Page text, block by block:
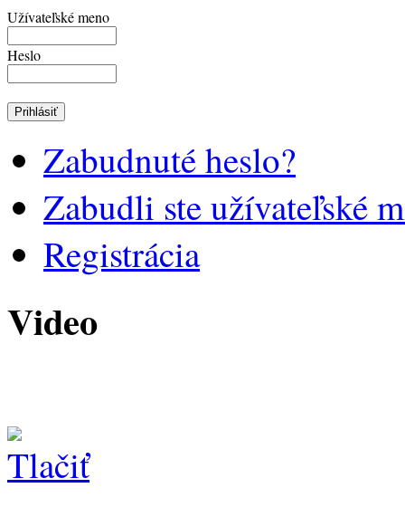
Užívateľské meno
Heslo
Zabudnuté heslo?
Zabudli ste užívateľské
Registrácia
Video